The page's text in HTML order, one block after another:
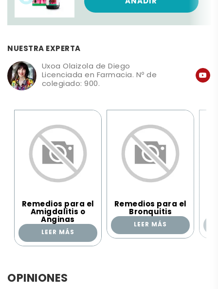
NUESTRA EXPERTA
Uxoa Olaizola de Diego
Licenciada en Farmacia. Nº de
colegiado: 900.
Remedios para el
Amigdalitis o
Anginas
LEER MÁS
Remedios para el
Bronquitis
LEER MÁS
OPINIONES